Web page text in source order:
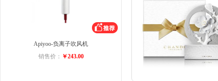
Apiyoo-负离子吹风机
销售价： ￥243.00